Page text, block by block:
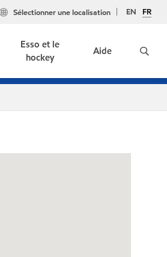
EN FR
Sélectionner une localisation
Esso et le
hockey
Aide